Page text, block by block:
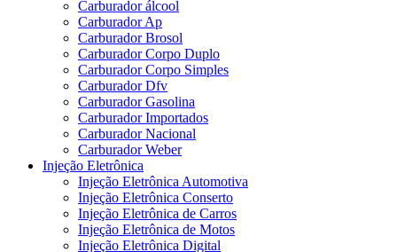
Carburador álcool
Carburador Ap
Carburador Brosol
Carburador Corpo Duplo
Carburador Corpo Simples
Carburador Dfv
Carburador Gasolina
Carburador Importados
Carburador Nacional
Carburador Weber
Injeção Eletrônica
Injeção Eletrônica Automotiva
Injeção Eletrônica Conserto
Injeção Eletrônica de Carros
Injeção Eletrônica de Motos
Injeção Eletrônica Digital